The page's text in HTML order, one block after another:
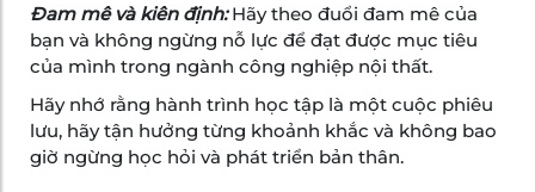
Đam mê và kiên định:Hãy theo đuổi đam mê của
bạn và không ngừng nỗ lực để đạt được mục tiêu
của mình trong ngành công nghiệp nội thất.
Hãy nhớ rằng hành trình học tập là một cuộc phiêu
lưu, hãy tận hưởng từng khoảnh khắc và không bao
giờ ngừng học hỏi và phát triển bản thân.